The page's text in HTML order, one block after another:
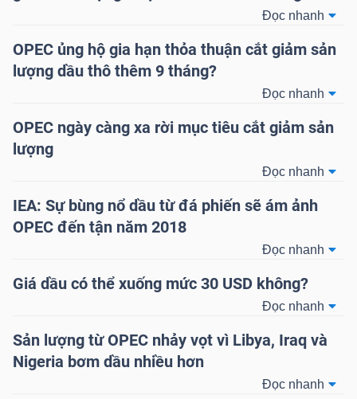
Đọc nhanh
OPEC ủng hộ gia hạn thỏa thuận cắt giảm sản
lượng dầu thô thêm 9 tháng?
Đọc nhanh
OPEC ngày càng xa rời mục tiêu cắt giảm sản
lượng
Đọc nhanh
IEA: Sự bùng nổ dầu từ đá phiến sẽ ám ảnh
OPEC đến tận năm 2018
Đọc nhanh
Giá dầu có thể xuống mức 30 USD không?
Đọc nhanh
Sản lượng từ OPEC nhảy vọt vì Libya, Iraq và
Nigeria bơm dầu nhiều hơn
Đọc nhanh
CHÍNH
PHÂN
TÍCH